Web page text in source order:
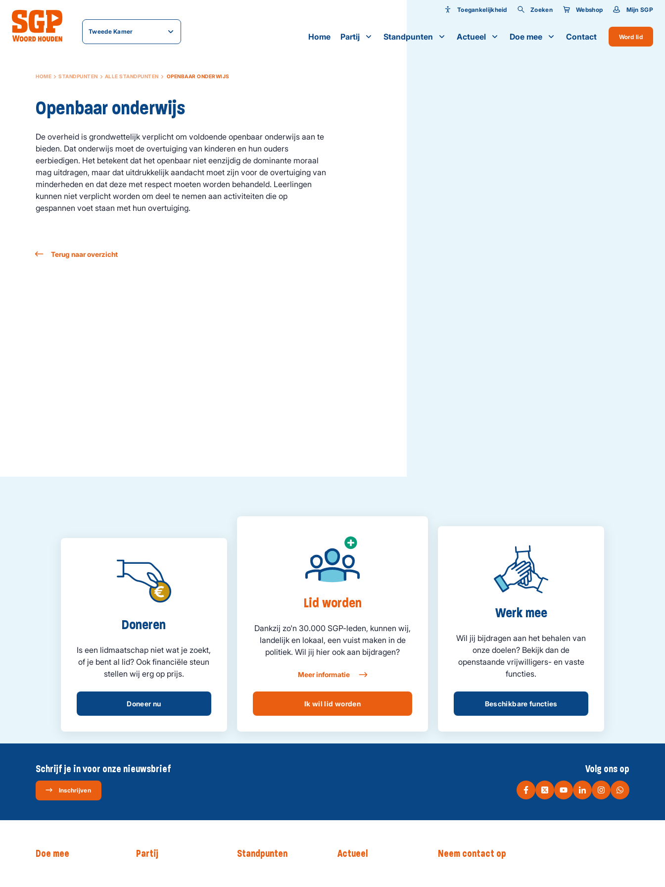
Toegankelijkheid Zoeken Webshop Mijn SGP
Tweede Kamer
Word lid
Home Partij Standpunten Actueel Doe mee Contact
HOME STANDPUNTEN ALLE STANDPUNTEN OPENBAAR ONDERWIJS
Openbaar onderwijs
De overheid is grondwettelijk verplicht om voldoende openbaar onderwijs aan te
bieden. Dat onderwijs moet de overtuiging van kinderen en hun ouders
eerbiedigen. Het betekent dat het openbaar niet eenzijdig de dominante moraal
mag uitdragen, maar dat uitdrukkelijk aandacht moet zijn voor de overtuiging van
minderheden en dat deze met respect moeten worden behandeld. Leerlingen
kunnen niet verplicht worden om deel te nemen aan activiteiten die op
gespannen voet staan met hun overtuiging.
Terug naar overzicht
Lid worden
Dankzij zo'n 30.000 SGP-leden, kunnen wij,
landelijk en lokaal, een vuist maken in de
politiek. Wil jij hier ook aan bijdragen?
Meer informatie
Ik wil lid worden
Doneren
Is een lidmaatschap niet wat je zoekt,
of je bent al lid? Ook financiële steun
stellen wij erg op prijs.
Doneer nu
Werk mee
Wil jij bijdragen aan het behalen van
onze doelen? Bekijk dan de
openstaande vrijwilligers- en vaste
functies.
Beschikbare functies
Schrijf je in voor onze nieuwsbrief
Inschrijven
Volg ons op
Doe mee Partij Standpunten Actueel Neem contact op